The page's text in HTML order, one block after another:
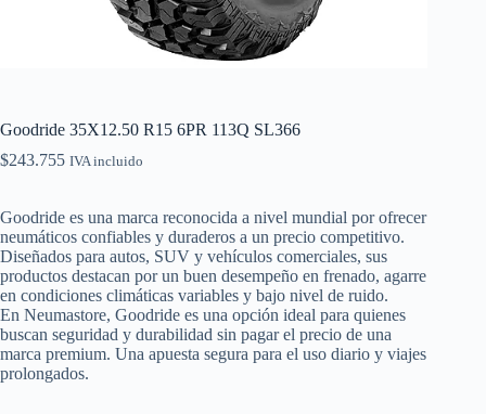
Goodride 35X12.50 R15 6PR 113Q SL366
$243.755 IVA incluido
Goodride es una marca reconocida a nivel mundial por ofrecer
neumáticos confiables y duraderos a un precio competitivo.
Diseñados para autos, SUV y vehículos comerciales, sus
productos destacan por un buen desempeño en frenado, agarre
en condiciones climáticas variables y bajo nivel de ruido.
En Neumastore, Goodride es una opción ideal para quienes
buscan seguridad y durabilidad sin pagar el precio de una
marca premium. Una apuesta segura para el uso diario y viajes
prolongados.